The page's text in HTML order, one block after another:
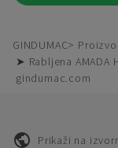
GINDUMAC
➤ Rabljena AMADA
gindumac.com
Prikaži na